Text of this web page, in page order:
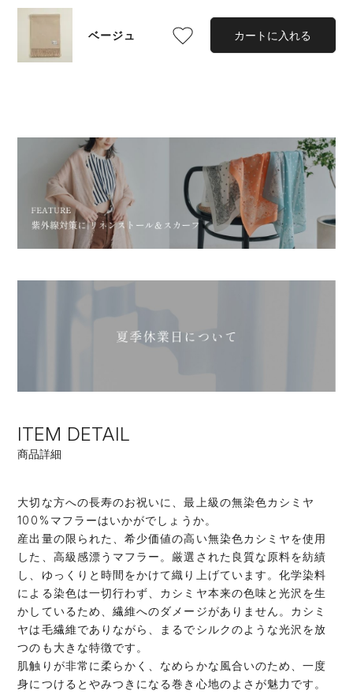
ベージュ カートに入れる
ITEM DETAIL
商品詳細
大切な方への長寿のお祝いに、最上級の無染色カシミヤ
100%マフラーはいかがでしょうか。
産出量の限られた、希少価値の高い無染色カシミヤを使用
した、高級感漂うマフラー。厳選された良質な原料を紡績
し、ゆっくりと時間をかけて織り上げています。化学染料
による染色は一切行わず、カシミヤ本来の色味と光沢を生
かしているため、繊維へのダメージがありません。カシミ
ヤは毛繊維でありながら、まるでシルクのような光沢を放
つのも大きな特徴です。
肌触りが非常に柔らかく、なめらかな風合いのため、一度
身につけるとやみつきになる巻き心地のよさが魅力です。